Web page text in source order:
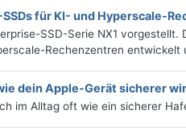
SSDs für KI- und Hyperscale-
SSD-Serie NX1
Rechenzentren entwickelt
dein Apple-Gerät sicherer
im Alltag oft wie ein sicherer